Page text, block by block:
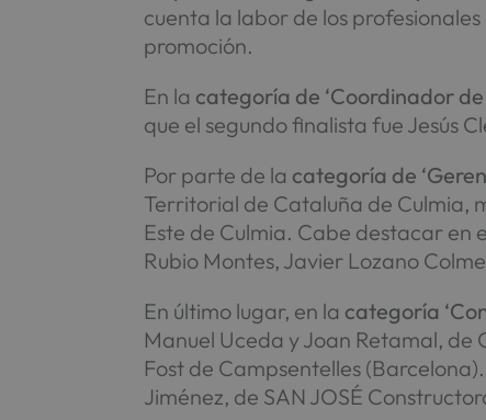
cuenta la labor de los
promoción.
En la categoría de ‘Coordinador
que el segundo finalista fue Jesús
Por parte de la categoría de
Territorial de Cataluña de Culmia,
Este de Culmia. Cabe destacar en
Rubio Montes, Javier Lozano
En último lugar, en la categoría
Manuel Uceda y Joan Retamal, de
Fost de Campsentelles
Jiménez, de SAN JOSÉ